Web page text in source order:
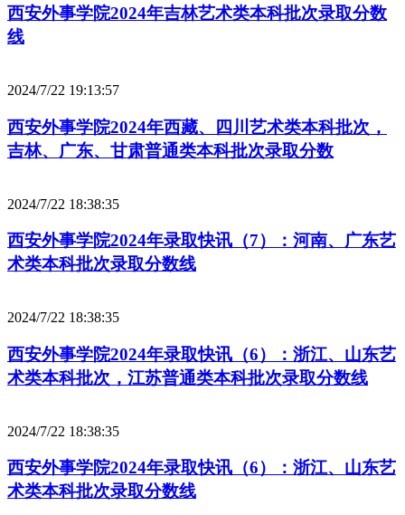
西安外事学院2024年吉林艺术类本科批次录取分数
线
2024/7/22 19:13:57
西安外事学院2024年西藏、四川艺术类本科批次，
吉林、广东、甘肃普通类本科批次录取分数
2024/7/22 18:38:35
西安外事学院2024年录取快讯（7）：河南、广东艺
术类本科批次录取分数线
2024/7/22 18:38:35
西安外事学院2024年录取快讯（6）：浙江、山东艺
术类本科批次，江苏普通类本科批次录取分数线
2024/7/22 18:38:35
西安外事学院2024年录取快讯（6）：浙江、山东艺
术类本科批次录取分数线